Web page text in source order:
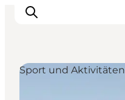
Sport und Aktivitäten